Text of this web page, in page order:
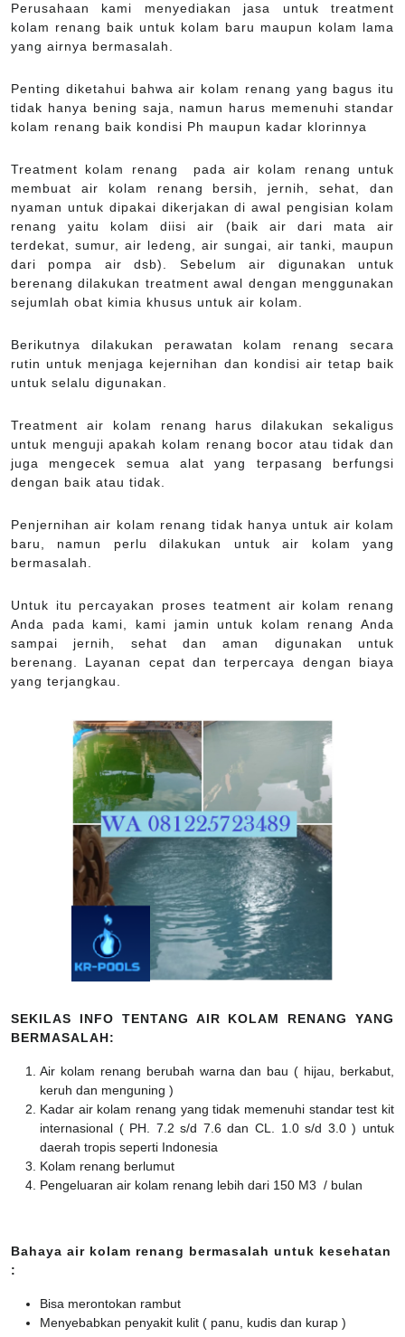
Perusahaan kami menyediakan jasa untuk treatment
kolam renang baik untuk kolam baru maupun kolam lama
yang airnya bermasalah.
Penting diketahui bahwa air kolam renang yang bagus itu
tidak hanya bening saja, namun harus memenuhi standar
kolam renang baik kondisi Ph maupun kadar klorinnya
Treatment kolam renang pada air kolam renang untuk
membuat air kolam renang bersih, jernih, sehat, dan
nyaman untuk dipakai dikerjakan di awal pengisian kolam
renang yaitu kolam diisi air (baik air dari mata air
terdekat, sumur, air ledeng, air sungai, air tanki, maupun
dari pompa air dsb). Sebelum air digunakan untuk
berenang dilakukan treatment awal dengan menggunakan
sejumlah obat kimia khusus untuk air kolam.
Berikutnya dilakukan perawatan kolam renang secara
rutin untuk menjaga kejernihan dan kondisi air tetap baik
untuk selalu digunakan.
Treatment air kolam renang harus dilakukan sekaligus
untuk menguji apakah kolam renang bocor atau tidak dan
juga mengecek semua alat yang terpasang berfungsi
dengan baik atau tidak.
Penjernihan air kolam renang tidak hanya untuk air kolam
baru, namun perlu dilakukan untuk air kolam yang
bermasalah.
Untuk itu percayakan proses teatment air kolam renang
Anda pada kami, kami jamin untuk kolam renang Anda
sampai jernih, sehat dan aman digunakan untuk
berenang. Layanan cepat dan terpercaya dengan biaya
yang terjangkau.
SEKILAS INFO TENTANG AIR KOLAM RENANG YANG
BERMASALAH:
Air kolam renang berubah warna dan bau ( hijau, berkabut,
keruh dan menguning )
Kadar air kolam renang yang tidak memenuhi standar test kit
internasional ( PH. 7.2 s/d 7.6 dan CL. 1.0 s/d 3.0 ) untuk
daerah tropis seperti Indonesia
Kolam renang berlumut
Pengeluaran air kolam renang lebih dari 150 M3 / bulan
Bahaya air kolam renang bermasalah untuk kesehatan
:
Bisa merontokan rambut
Menyebabkan penyakit kulit ( panu, kudis dan kurap )